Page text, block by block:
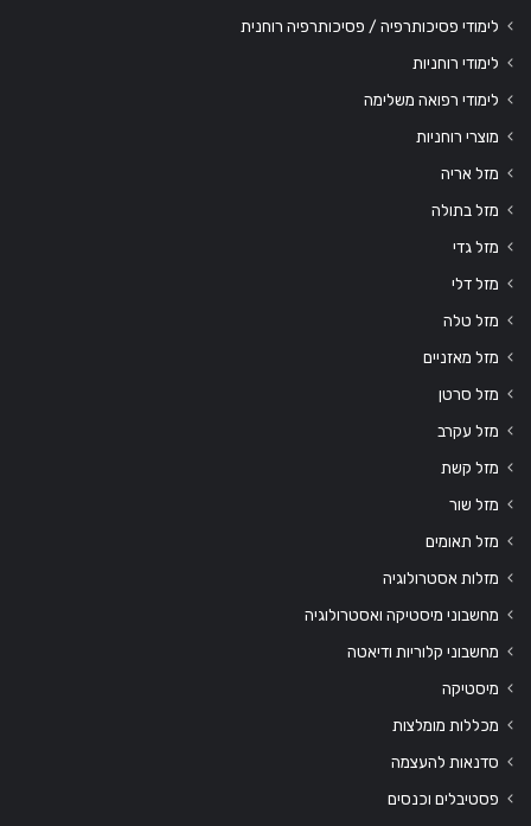
לימודי פסיכותרפיה / פסיכותרפיה רוחנית
לימודי רוחניות
לימודי רפואה משלימה
מוצרי רוחניות
מזל אריה
מזל בתולה
מזל גדי
מזל דלי
מזל טלה
מזל מאזניים
מזל סרטן
מזל עקרב
מזל קשת
מזל שור
מזל תאומים
מזלות אסטרולוגיה
מחשבוני מיסטיקה ואסטרולוגיה
מחשבוני קלוריות ודיאטה
מיסטיקה
מכללות מומלצות
סדנאות להעצמה
פסטיבלים וכנסים